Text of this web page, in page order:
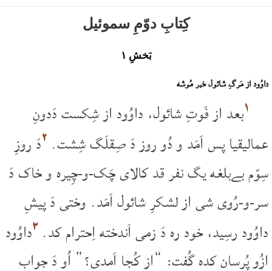
کِتابِ دوّمِ سموئیل
بَخشِ ۱
داوُود از مَرگِ شائول خبر مُوشه
۱بعد از فَوتِ شائول، داوُود از شِکست دَدونِ
عمالیقیا پس اَمَد و دُو روز دَ صِقلَگ شِشت. ۲دَ روزِ
سِوّم بےبلغه یگ نفر قد کالای چَک-و-چِیره و خاک دَ
سر-و-رُوی شی از لشکرِ شائول اَمَد. وختی دَ پیشِ
داوُود رسِید، خود ره دَ زمی اَندخته اِحترام کد.۳داوُود
ازُو پُرسان کده گُفت: ”از کُجا اَمدی؟“ اُو دَ جواب